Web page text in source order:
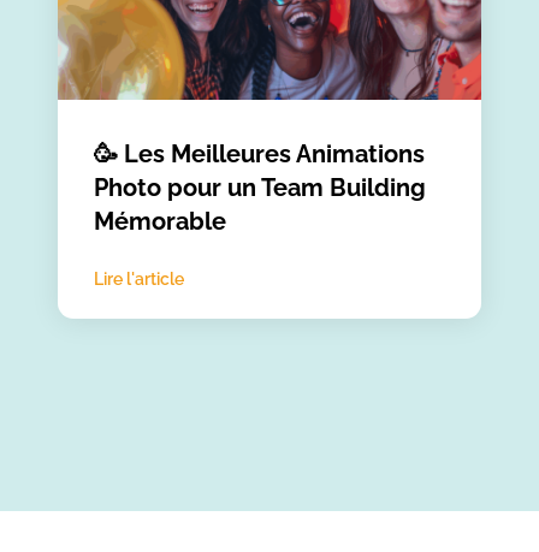
🥳 Les Meilleures Animations
Photo pour un Team Building
Mémorable
Lire l'article